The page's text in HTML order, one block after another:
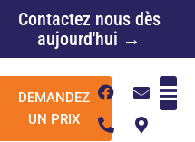
Contactez nous dès
aujourd'hui →
DEMANDEZ
UN PRIX
F
a
e
E
n
v
e
P
h
n
M
a
p
-